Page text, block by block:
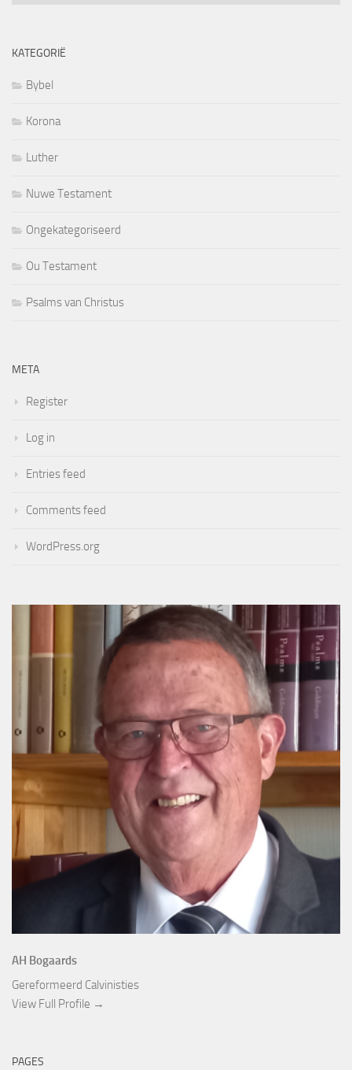
KATEGORIË
Bybel
Korona
Luther
Nuwe Testament
Ongekategoriseerd
Ou Testament
Psalms van Christus
META
Register
Log in
Entries feed
Comments feed
WordPress.org
AH Bogaards
Gereformeerd Calvinisties
View Full Profile →
PAGES